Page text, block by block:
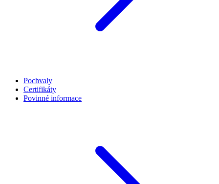
Pochvaly
Certifikáty
Povinné informace